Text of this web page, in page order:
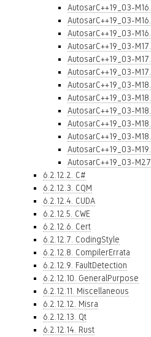
AutosarC++19_03-
AutosarC++19_03-
AutosarC++19_03-
AutosarC++19_03-
AutosarC++19_03-
AutosarC++19_03-
AutosarC++19_03-
AutosarC++19_03-
AutosarC++19_03-
AutosarC++19_03-
AutosarC++19_03-
AutosarC++19_03-
AutosarC++19_03-
6.2.12.2. C#
6.2.12.3. CQM
6.2.12.4. CUDA
6.2.12.5. CWE
6.2.12.6. Cert
6.2.12.7. CodingStyle
6.2.12.8. CompilerErrata
6.2.12.9. FaultDetection
6.2.12.10. GeneralPurpose
6.2.12.11. Miscellaneous
6.2.12.12. Misra
6.2.12.13. Qt
6.2.12.14. Rust